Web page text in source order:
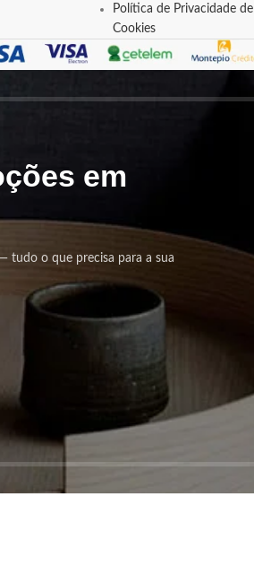
Política de Privacidade de
Cookies
em
tudo o que precisa para a sua